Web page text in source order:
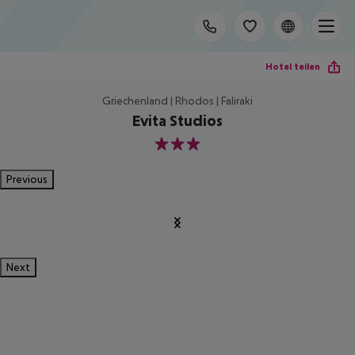
Hotel teilen
Griechenland | Rhodos | Faliraki
Evita Studios
3
Previous
Next